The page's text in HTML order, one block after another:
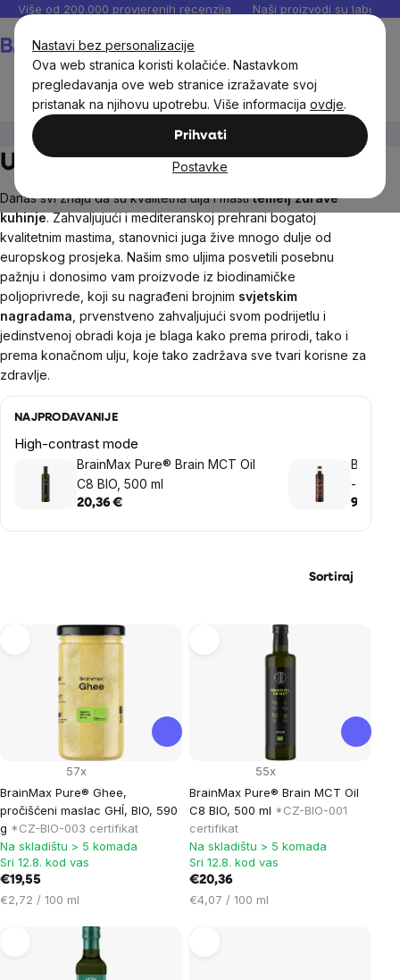
Nastavi bez personalizacije
Ova web stranica koristi kolačiće. Nastavkom
pregledavanja ove web stranice izražavate svoj
pristanak na njihovu upotrebu. Više informacija ovdje.
Prihvati
Postavke
Preskoči
sadržaj
Više od 200.000 provjerenih recenzija Naši proizvodi su
Prehrambene namirnice Ulja i masti
Ulja i masti
Danas svi znaju da su kvalitetna ulja i mastitemelj zdrave
kuhinje. Zahvaljujući i mediteranskoj prehrani bogatoj
kvalitetnim mastima, stanovnici juga žive mnogo dulje od
europskog prosjeka. Našim smo uljima posvetili posebnu
pažnju i donosimo vam proizvode iz biodinamičke
poljoprivrede, koji su nagrađeni brojnim svjetskim
nagradama , prvenstveno zahvaljujući svom podrijetlu i
jedinstvenoj obradi koja je blaga kako prema prirodi, tako i
prema konačnom ulju, koje tako zadržava sve tvari korisne za
zdravlje.
NAJPRODAVANIJE
High-contrast mode
BrainMax Pure® Brain MCT Oil
C8 BIO, 500 ml
20,36 €
- Dark,
BIO,
9,75 €
Sortiraj
products
BrainMax Pure® Ghee,
pročišćeni maslac GHÍ, BIO, 590
g *CZ-BIO-003 certifikat
57x
Na skladištu > 5 komada
Sri 12.8. kod vas
€19,55
Cijena
€2,72 / 100 ml
BrainMax Pure® Brain MCT Oil
C8 BIO, 500 ml *CZ-BIO-001
certifikat
55x
Na skladištu > 5 komada
Sri 12.8. kod vas
€20,36
Cijena
€4,07 / 100 ml